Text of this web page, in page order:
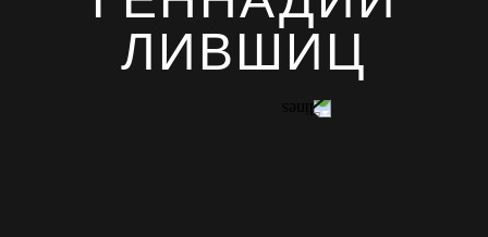
ЛИВШИЦ